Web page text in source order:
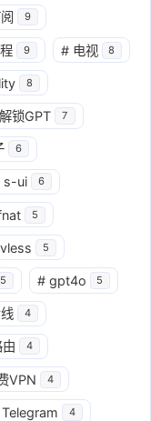
9
9 # 电视 8
8
解锁GPT 7
6
s-ui 6
5
vless 5
5 # gpt4o 5
4
4
VPN 4
Telegram 4